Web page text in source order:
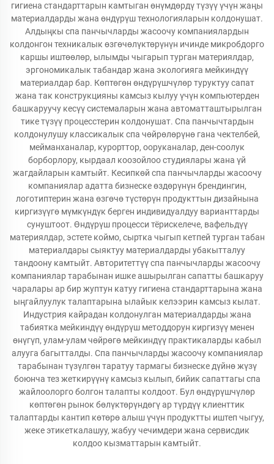
гигиена стандарттарын камтыган өнүмдөрдү түзүү үчүн жаңы
материалдарды жана өндүрүш технологияларын колдонушат.
Алдыңкы спа панчычларды жасоочу компаниялардын
колдонгон техникалык өзгөчөлүктөрүнүн ичинде микробдорго
каршы иштөөлөр, ылымды чыгарып турган материялдар,
эргономикалык табандар жана экологияга мейкиндүү
материалдар бар. Көптөгөн өндүрүшчүлөр туруктуу сапат
жана так конструкцияны камсыз кылуу үчүн компьютерден
башкаруучу кесүү системаларын жана автоматташтырылган
тике түзүү процесстерин колдонушат. Спа панчычтардын
колдонулушу классикалык спа чөйрөлөрүнө гана чектелбей,
мейманханалар, курорттор, ооруканалар, ден-соолук
борборлору, кырдаал коозойлоо студиялары жана үй
жагдайларын камтыйт. Кесипкөй спа панчычларды жасоочу
компаниялар адатта бизнеске өздөрүнүн брендингин,
логотиптерин жана өзгөчө түстөрүн продукттын дизайнына
киргизүүгө мүмкүндүк берген индивидуалдуу варианттарды
сунуштоот. Өндүрүш процесси тёрискелече, вафельдүү
материялдар, эстете коймо, сыртка чыгып кетпей турган табан
материалдары сыяктуу материалдарды убакытталуу
тандоону камтыйт. Авторитеттүү спа панчычларды жасоочу
компаниялар тарабынан ишке ашырылган сапатты башкаруу
чаралары ар бир жуптун катуу гигиена стандарттарына жана
ыңгайлуулук талаптарына ылайык келээрин камсыз кылат.
Индустрия кайрадан колдонулган материалдарды жана
табиятка мейкиндүү өндүрүш методдорун киргизүү менен
өнүгүп, улам-улам чөйрөгө мейкиндүү практикаларды кабыл
алууга багытталды. Спа панчычларды жасоочу компаниялар
тарабынан түзүлгөн таратуу тармагы бизнеске дүйнө жүзү
боюнча тез жеткирүүнү камсыз кылып, бийик сапаттагы спа
жайлоолорго болгон талапты колдоот. Бул өндүрүшчүлөр
көптөгөн рынок бөлүктөрүндөгү ар түрдүү клиенттик
талаптарды кантип көтөрө алыш үчүн продуктты иштеп чыгуу,
жеке этикеткалашуу, жабуу чечимдери жана сервисдик
колдоо кызматтарын камтыйт.